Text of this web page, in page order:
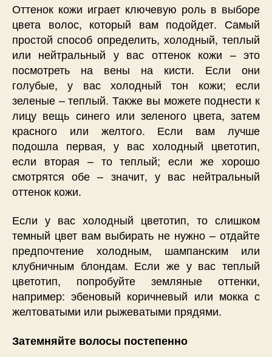
Оттенок кожи играет ключевую роль в выборе
цвета волос, который вам подойдет. Самый
простой способ определить, холодный, теплый
или нейтральный у вас оттенок кожи – это
посмотреть на вены на кисти. Если они
голубые, у вас холодный тон кожи; если
зеленые – теплый. Также вы можете поднести к
лицу вещь синего или зеленого цвета, затем
красного или желтого. Если вам лучше
подошла первая, у вас холодный цветотип,
если вторая – то теплый; если же хорошо
смотрятся обе – значит, у вас нейтральный
оттенок кожи.
Если у вас холодный цветотип, то слишком
темный цвет вам выбирать не нужно – отдайте
предпочтение холодным, шампанским или
клубничным блондам. Если же у вас теплый
цветотип, попробуйте земляные оттенки,
например: эбеновый коричневый или мокка с
желтоватыми или рыжеватыми прядями.
Затемняйте волосы постепенно